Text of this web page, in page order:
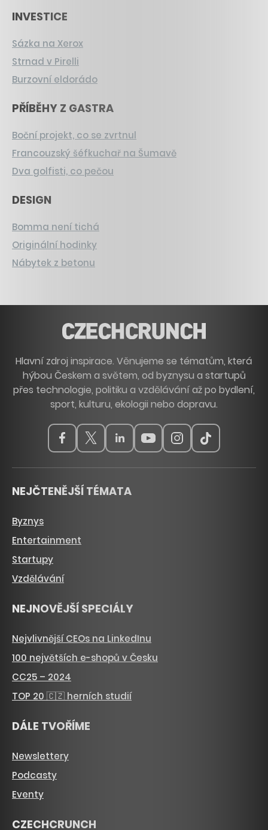
INVESTICE
Sázka na Xerox
Strnad v Pirelli
Burzovní eldorádo
PŘÍBĚHY Z GASTRA
Boční projekt, co se zvrtnul
Francouzský šéfkuchař na Šumavě
Dva golfisti, co pečou
DESIGN
Bomma není tichá
Originální hodinky
Nábytek z betonu
Hlavní zdroj inspirace. Věnujeme se tématům, která
hýbou Českem a světem, od byznysu a startupů
přes technologie, politiku a vzdělávání až po bydlení,
sport, kulturu, ekologii nebo dopravu.
NEJČTENĚJŠÍ TÉMATA
Byznys
Entertainment
Startupy
Vzdělávání
NEJNOVĚJŠÍ SPECIÁLY
Nejvlivnější CEOs na LinkedInu
100 největších e-shopů v Česku
CC25 – 2024
TOP 20 🇨🇿 herních studií
DÁLE TVOŘÍME
Newslettery
Podcasty
Eventy
CZECHCRUNCH